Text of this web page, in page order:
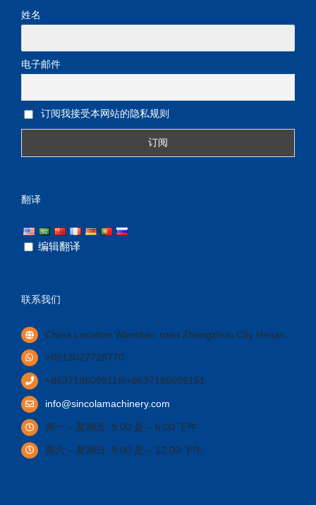
姓名
电子邮件
订阅我接受本网站的隐私规则
翻译
编辑翻译
联系我们
China Location Wanshan road Zhengzhou City Henan
+8613027728770
+8637186099119/+8637186099151
info@sincolamachinery.com
周一 – 星期五: 9:00 是 – 6:00 下午
周六 – 星期日: 9:00 是 – 12:00 下午